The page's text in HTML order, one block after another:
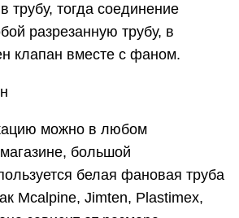
трубу, тогда соединение
разрезанную трубу, в
клапан вместе с фаном.
можно в любом
большой
белая фановая труба
Mcalpine, Jimten, Plastimex,